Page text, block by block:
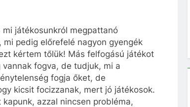
játékosunkról megpattanó
pedig előrefelé nagyon gyengék
kértem tőlük! Más felfogású játékot
fogva, de tudjuk, mi a
fogja őket, de
kicsit focizzanak, mert jó játékosok.
azzal nincsen probléma,